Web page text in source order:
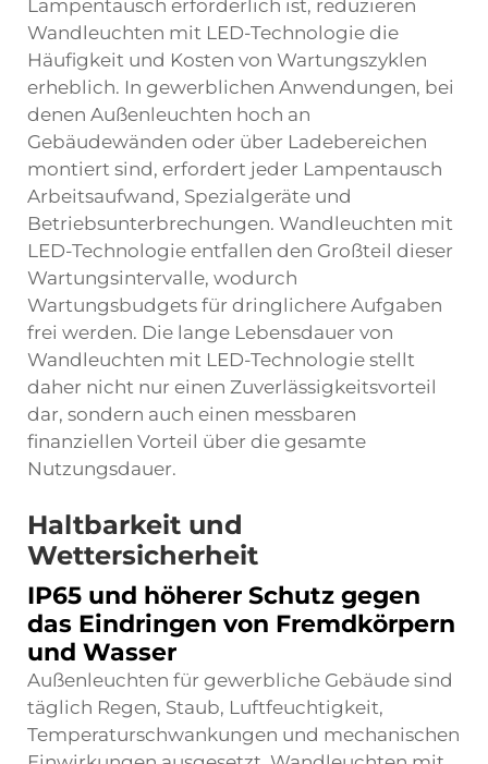
Lampentausch erforderlich ist, reduzieren
Wandleuchten mit LED-Technologie die
Häufigkeit und Kosten von Wartungszyklen
erheblich. In gewerblichen Anwendungen, bei
denen Außenleuchten hoch an
Gebäudewänden oder über Ladebereichen
montiert sind, erfordert jeder Lampentausch
Arbeitsaufwand, Spezialgeräte und
Betriebsunterbrechungen. Wandleuchten mit
LED-Technologie entfallen den Großteil dieser
Wartungsintervalle, wodurch
Wartungsbudgets für dringlichere Aufgaben
frei werden. Die lange Lebensdauer von
Wandleuchten mit LED-Technologie stellt
daher nicht nur einen Zuverlässigkeitsvorteil
dar, sondern auch einen messbaren
finanziellen Vorteil über die gesamte
Nutzungsdauer.
Haltbarkeit und
Wettersicherheit
IP65 und höherer Schutz gegen
das Eindringen von Fremdkörpern
und Wasser
Außenleuchten für gewerbliche Gebäude sind
täglich Regen, Staub, Luftfeuchtigkeit,
Temperaturschwankungen und mechanischen